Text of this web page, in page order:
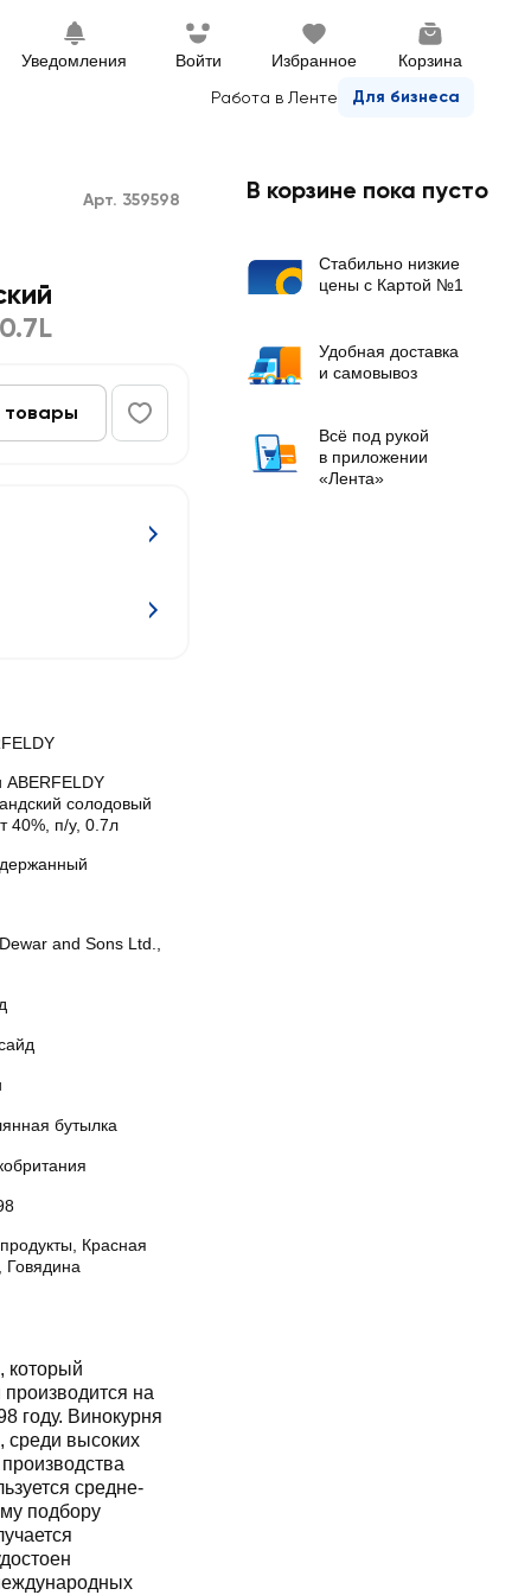
Уведомления Войти Избранное Корзина
Работа в Ленте Для бизнеса
Арт. 359598
0.7L
товары
ABERFELDY
солодовый
40%, п/у, 0.7л
and Sons Ltd.,
бутылка
Красная
Говядина
который
В корзине пока пусто
Стабильно низкие
цены с Картой №1
Удобная доставка
и самовывоз
Всё под рукой
в приложении
«Лента»